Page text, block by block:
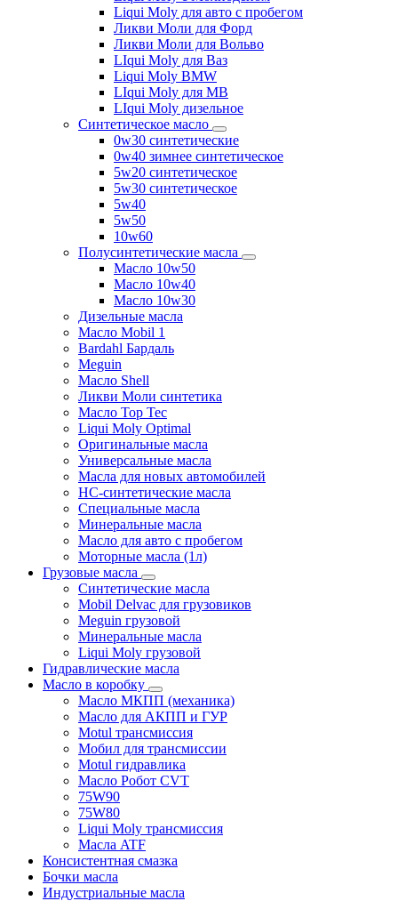
Liqui Moly для авто с пробегом
Ликви Моли для Форд
Ликви Моли для Вольво
LIqui Moly для Ваз
Liqui Moly BMW
LIqui Moly для MB
LIqui Moly дизельное
Синтетическое масло
0w30 синтетические
0w40 зимнее синтетическое
5w20 синтетическое
5w30 синтетическое
5w40
5w50
10w60
Полусинтетические масла
Масло 10w50
Масло 10w40
Масло 10w30
Дизельные масла
Масло Mobil 1
Bardahl Бардаль
Meguin
Масло Shell
Ликви Моли синтетика
Масло Top Tec
Liqui Moly Optimal
Оригинальные масла
Универсальные масла
Масла для новых автомобилей
HC-синтетические масла
Специальные масла
Минеральные масла
Масло для авто с пробегом
Моторные масла (1л)
Грузовые масла
Синтетические масла
Mobil Delvac для грузовиков
Meguin грузовой
Минеральные масла
Liqui Moly грузовой
Гидравлические масла
Масло в коробку
Масло МКПП (механика)
Масло для АКПП и ГУР
Motul трансмиссия
Мобил для трансмиссии
Motul гидравлика
Масло Робот CVT
75W90
75W80
Liqui Moly трансмиссия
Масла ATF
Консистентная смазка
Бочки масла
Индустриальные масла